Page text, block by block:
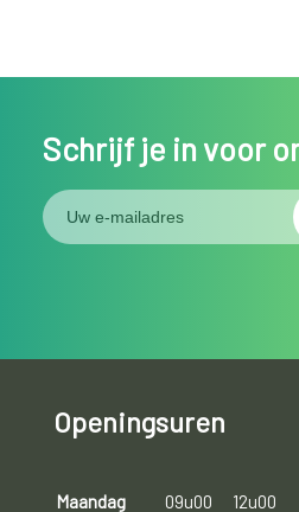
Schrijf je in voor
Openingsuren
Maandag 09u00 12u00